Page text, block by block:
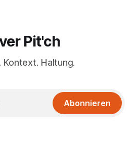
Pit'ch
Kontext. Haltung.
Abonnieren